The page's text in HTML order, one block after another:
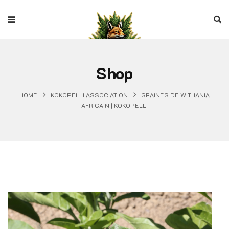
Shop
HOME KOKOPELLI ASSOCIATION
GRAINES DE WITHANIA
AFRICAIN | KOKOPELLI